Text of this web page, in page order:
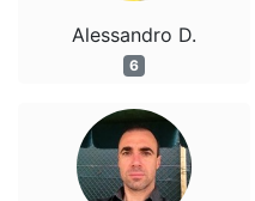
Alessandro D.
6